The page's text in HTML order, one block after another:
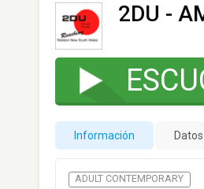
2DU -
Información
ADULT CONTEMPORARY